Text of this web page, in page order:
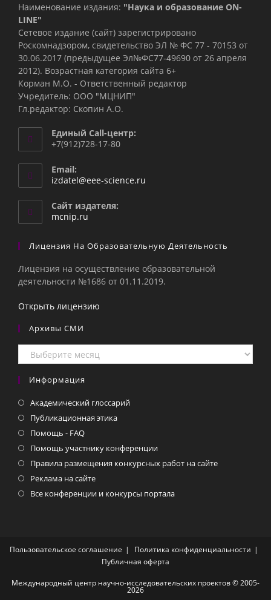
Наименование издания: "Наука и образование ON-
LINE"
Сетевое издание (сайт) зарегистрировано
Роскомнадзором, свидетельство ЭЛ № ФС 77 - 70153 от
30.06.2017 (предыдущее Эл№ФC77-49690 от 26 апреля
2012). Возрастная категория сайта 6+
Корман М.О. - Ответственный редактор
Учредитель: ООО "МЦНИП"
Гл.редактор: Скопин А.О.
Единый Call-центр:
+7(912)728-17-80
Email:
izdatel@eee-science.ru
Сайт издателя:
mcnip.ru
Лицензия На Образовательную Деятельность
Лицензия на осуществление образовательной
деятельности №1686 от 01.11.2019.
Открыть лицензию
Архивы СМИ
Архивы
СМИ
Информация
Академический глоссарий
Публикационная этика
Помощь - FAQ
Помощь участнику конференции
Правила размещения конкурсных работ на сайте
Реклама на сайте
Все конференции и конкурсы портала
Пользовательское соглашение
Политика конфиденциальности
Публичная оферта
Международный центр научно-исследовательских проектов © 2005-
2026